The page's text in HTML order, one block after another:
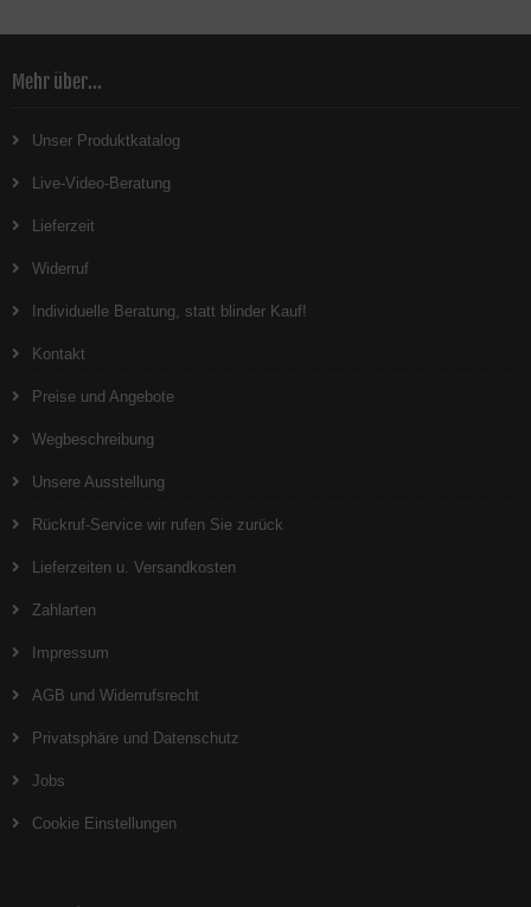
Mehr über...
Unser Produktkatalog
Live-Video-Beratung
Lieferzeit
Widerruf
Individuelle Beratung, statt blinder Kauf!
Kontakt
Preise und Angebote
Wegbeschreibung
Unsere Ausstellung
Rückruf-Service wir rufen Sie zurück
Lieferzeiten u. Versandkosten
Zahlarten
Impressum
AGB und Widerrufsrecht
Privatsphäre und Datenschutz
Jobs
Cookie Einstellungen